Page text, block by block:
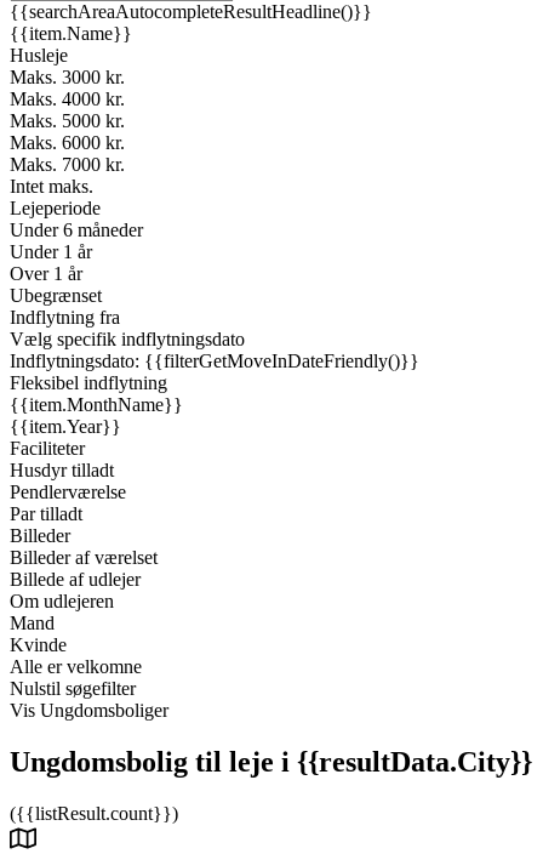
{{searchAreaAutocompleteResultHeadline()}}
{{item.Name}}
Husleje
Maks. 3000 kr.
Maks. 4000 kr.
Maks. 5000 kr.
Maks. 6000 kr.
Maks. 7000 kr.
Intet maks.
Lejeperiode
Under 6 måneder
Under 1 år
Over 1 år
Ubegrænset
Indflytning fra
Vælg specifik indflytningsdato
Indflytningsdato: {{filterGetMoveInDateFriendly()}}
Fleksibel indflytning
{{item.MonthName}}
{{item.Year}}
Faciliteter
Husdyr tilladt
Pendlerværelse
Par tilladt
Billeder
Billeder af værelset
Billede af udlejer
Om udlejeren
Mand
Kvinde
Alle er velkomne
Nulstil søgefilter
Vis Ungdomsboliger
Ungdomsbolig til leje i {{resultData.City}}
({{listResult.count}})